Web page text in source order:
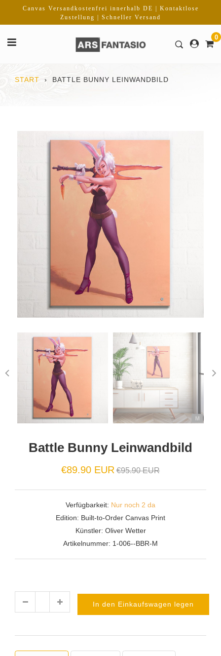
Inhalt
Canvas Versandkostenfrei innerhalb DE | Kontaktlose
Zustellung | Schneller Versand
0
START › BATTLE BUNNY LEINWANDBILD
Battle Bunny Leinwandbild
€89.90 EUR Normaler
€95.90 EUR
Verfügbarkeit: Nur noch 2 da
Edition: Built-to-Order Canvas Print
Künstler: Oliver Wetter
Artikelnummer: 1-006--BBR-M
In den Einkaufswagen legen